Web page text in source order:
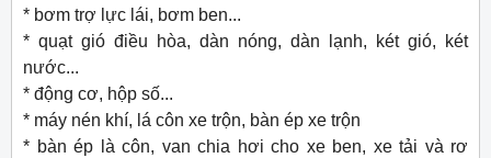
* bơm trợ lực lái, bơm ben...
* quạt gió điều hòa, dàn nóng, dàn lạnh, két gió, két
nước...
* động cơ, hộp số...
* máy nén khí, lá côn xe trộn, bàn ép xe trộn
* bàn ép là côn, van chia hơi cho xe ben, xe tải và rơ